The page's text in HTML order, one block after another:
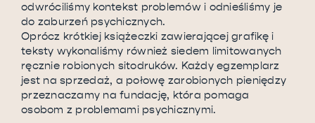
odwróciliśmy kontekst problemów i odnieśliśmy je
do zaburzeń psychicznych.
Oprócz krótkiej książeczki zawierającej grafikę i
teksty wykonaliśmy również siedem limitowanych
ręcznie robionych sitodruków. Każdy egzemplarz
jest na sprzedaż, a połowę zarobionych pieniędzy
przeznaczamy na fundację, która pomaga
osobom z problemami psychicznymi.